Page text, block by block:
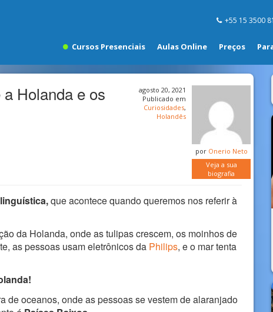
+55 15 3500
Cursos Presenciais Aulas Online Preços
Holanda e os
por Onerio Neto
Veja a sua
biografia
agosto 20, 2021
Publicado em
Curiosidades,
Holandês
linguística,que acontece quando queremos nos referir à
da Holanda, onde as tulipas crescem, os moinhos de
as pessoas usam eletrônicos da Philips, e o mar tenta
de oceanos, onde as pessoas se vestem de alaranjado